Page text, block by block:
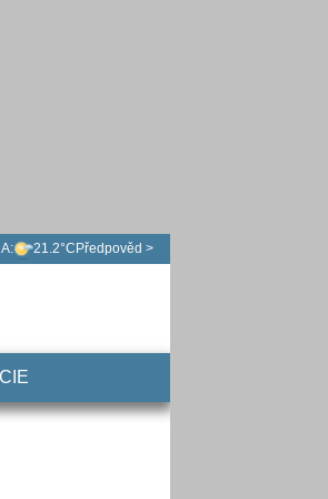
21.2°C Předpověd >